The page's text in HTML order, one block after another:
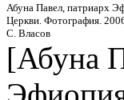
Абуна Павел, патриарх
Церкви. Фотография.
С. Власов
[Абуна